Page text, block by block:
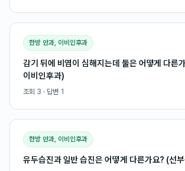
한방 안과, 이비인후과
감기 뒤에 비염이 심해지는데 둘은 어떻게 다른
이비인후과)
조회 3 · 답변 1
한방 안과, 이비인후과
유두습진과 일반 습진은 어떻게 다른가요? (선